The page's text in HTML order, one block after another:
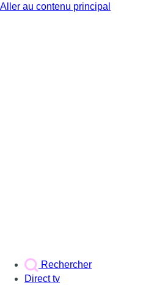
Aller au contenu principal
Rechercher
Direct tv